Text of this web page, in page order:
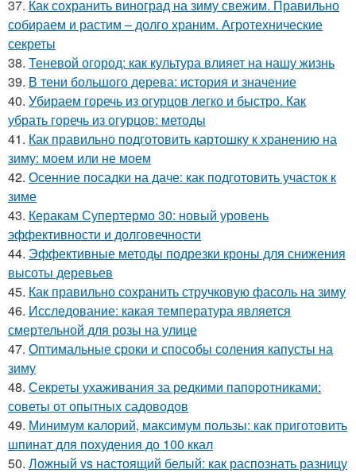
37. Как сохранить виноград на зиму свежим. Правильно
собираем и растим – долго храним. Агротехнические
секреты
38. Теневой огород: как культура влияет на нашу жизнь
39. В тени большого дерева: история и значение
40. Убираем горечь из огурцов легко и быстро. Как
убрать горечь из огурцов: методы
41. Как правильно подготовить картошку к хранению на
зиму: моем или не моем
42. Осенние посадки на даче: как подготовить участок к
зиме
43. Керакам Супертермо 30: новый уровень
эффективности и долговечности
44. Эффективные методы подрезки кроны для снижения
высоты деревьев
45. Как правильно сохранить стручковую фасоль на зиму
46. Исследование: какая температура является
смертельной для розы на улице
47. Оптимальные сроки и способы соления капусты на
зиму
48. Секреты ухаживания за редкими папоротниками:
советы от опытных садоводов
49. Минимум калорий, максимум пользы: как приготовить
шпинат для похудения до 100 ккал
50. Ложный vs настоящий белый: как распознать разницу